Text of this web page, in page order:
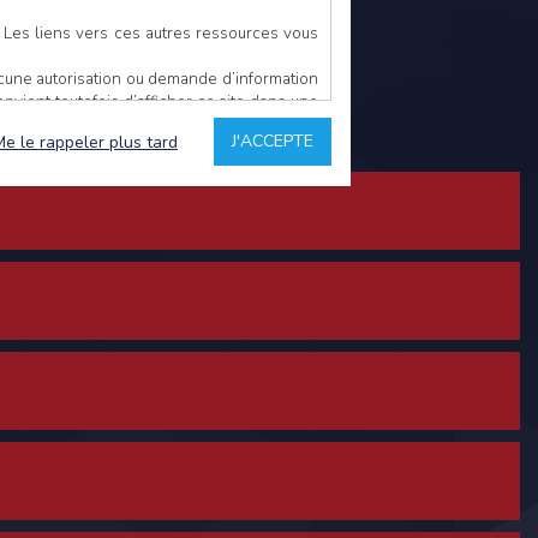
liens vers ces autres ressources vous
autorisation ou demande d’information
toutefois d’afficher ce site dans une
estime non conforme à l’objet du site
comme étant fiables.
avoir fait l’objet de mises à jour. En
l’utilisateur, qui assume la totalité des
l’interprétation ou de l’utilisation des
hors du contrôle de l’EDITEUR, et
J'ACCEPTE
le rappeler plus tard